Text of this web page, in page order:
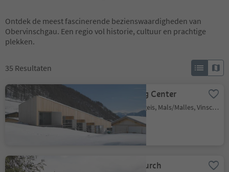
Ontdek de meest fascinerende bezienswaardigheden van
Obervinschgau. Een regio vol historie, cultuur en prachtige
plekken.
35 Resultaten
Nordic Skiing Center
Burgusio/Burgeis, Mals/Malles, Vinschgau/Val Venosta
St. Veit´s Church